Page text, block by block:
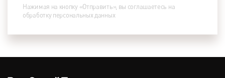
Нажимая на кнопку «Отправить», вы соглашаетесь на
обработку персональных данных